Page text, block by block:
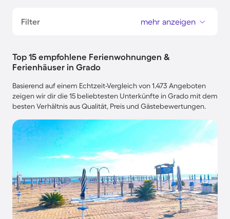
Filter mehr anzeigen
Top 15 empfohlene Ferienwohnungen &
Ferienhäuser in Grado
Basierend auf einem Echtzeit-Vergleich von 1.473 Angeboten
zeigen wir dir die 15 beliebtesten Unterkünfte in Grado mit dem
besten Verhältnis aus Qualität, Preis und Gästebewertungen.